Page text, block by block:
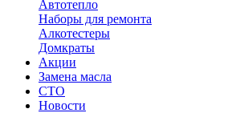
Автотепло
Наборы для ремонта
Алкотестеры
Домкраты
Акции
Замена масла
СТО
Новости